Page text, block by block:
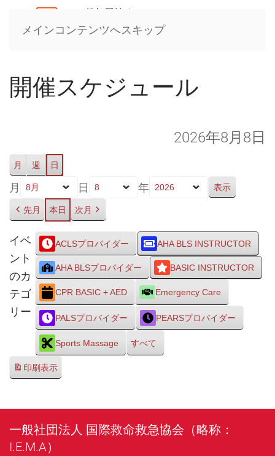
メインコンテンツへスキップ
開催スケジュール
2026年8月8日
月 週 日
月 日 年
先月 本日 次月
イベ
ント
のカ
テゴ
リー
ACLSプロバイダー AHA BLS INSTRUCTOR
AHA BLSプロバイダー BASIC INSTRUCTOR
CPR BASIC + AED Emergency Care
PALSプロバイダー PEARSプロバイダー
Sports Massage すべて
印刷表示
一般社団法人 国際救命救急協会（略称：
I.E.M.A）